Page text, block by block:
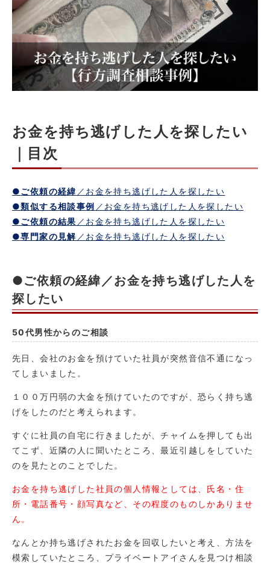
お金を持ち逃げした人を探したい
｜目次
●ご依頼の経緯 ／お金を持ち逃げした人を探したい
●類似する相談事例 ／お金を持ち逃げした人を探したい
●ご依頼の結果 ／お金を持ち逃げした人を探したい
●専門家の見解 ／お金を持ち逃げした人を探したい
●ご依頼の経緯／お金を持ち逃げした人を
探したい
50代男性からのご相談
先日、会社のお金を預けていた社員が突然音信不通になっ
てしまいました。
１００万円弱の大金を預けていたのですが、恐らく持ち逃
げをしたのだと考えられます。
すぐに社員の自宅に行きましたが、チャイムを押しても出
てこず、近隣の人に聞いたところ、最近引越しをしていた
のを見たとのことでした。
お金を持ち逃げした社員の個人情報としては、氏名・住
所・電話番号・顔写真など、その程度のものしかありませ
ん。
なんとか持ち逃げされたお金を回収したいと考え、方法を
模索していたところ、プライベートアイさんを見つけ相談